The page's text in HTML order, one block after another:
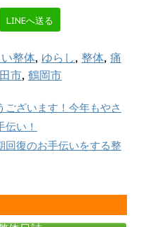
LINEへ送る
整体, ゆらし, 整体, 痛
市, 鶴岡市
ございます！今年もやさ
い！
復のお手伝いをする整